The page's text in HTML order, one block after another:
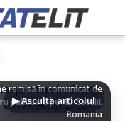
remisă în comunicat de
publicare pe HD Satelit
Romania
▶ Ascultă articolul